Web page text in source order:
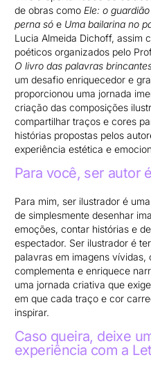
de obras como Ele: o
perna só e Uma bailarina no
Lucia Almeida Dichoff, assim
poéticos organizados pelo
O livro das palavras
um desafio enriquecedor e
proporcionou uma jornada
criação das composições
compartilhar traços e cores
histórias propostas pelos
experiência estética e
Para você, ser autor
Para mim, ser ilustrador é
de simplesmente desenhar
emoções, contar histórias e
espectador. Ser ilustrador é
palavras em imagens
complementa e enriquece
uma jornada criativa que
em que cada traço e cor
inspirar.
Caso queira, deixe
experiência com a